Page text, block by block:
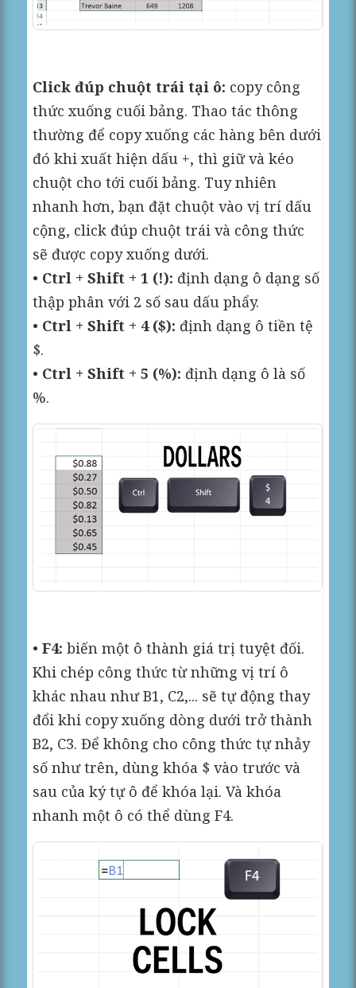
Click đúp chuột trái tại ô: copy công
thức xuống cuối bảng. Thao tác thông
thường để copy xuống các hàng bên dưới
đó khi xuất hiện dấu +, thì giữ và kéo
chuột cho tới cuối bảng. Tuy nhiên
nhanh hơn, bạn đặt chuột vào vị trí dấu
cộng, click đúp chuột trái và công thức
sẽ được copy xuống dưới.
• Ctrl + Shift + 1 (!): định dạng ô dạng số
thập phân với 2 số sau dấu phẩy.
• Ctrl + Shift + 4 ($): định dạng ô tiền tệ
$.
• Ctrl + Shift + 5 (%): định dạng ô là số
%.
•F4: biến một ô thành giá trị tuyệt đối.
Khi chép công thức từ những vị trí ô
khác nhau như B1, C2,... sẽ tự động thay
đổi khi copy xuống dòng dưới trở thành
B2, C3. Để không cho công thức tự nhảy
số như trên, dùng khóa $ vào trước và
sau của ký tự ô để khóa lại. Và khóa
nhanh một ô có thể dùng F4.